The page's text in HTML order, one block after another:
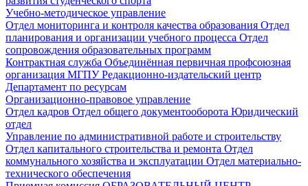
Учебно-методическое управление
Отдел мониторинга и контроля качества образования Отдел
планирования и организации учебного процесса Отдел
сопровождения образовательных программ
Контрактная служба Объединённая первичная профсоюзная
организация МГПУРедакционно-издательский центр
Департамент по ресурсам
Организационно-правовое управление
Отдел кадров Отдел общего документооборота Юридический
отдел
Управление по административной работе и строительству
Отдел капитального строительства и ремонта Отдел
коммунального хозяйства и эксплуатации Отдел материально-
технического обеспечения